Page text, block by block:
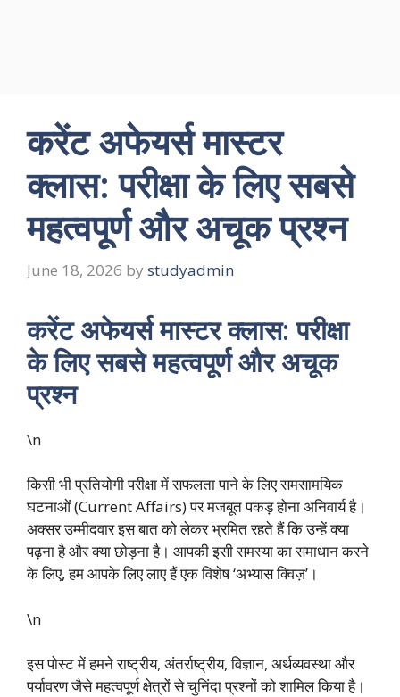
करेंट अफेयर्स मास्टर
क्लास: परीक्षा के लिए सबसे
महत्वपूर्ण और अचूक प्रश्न
June 18, 2026 by studyadmin
करेंट अफेयर्स मास्टर क्लास: परीक्षा
के लिए सबसे महत्वपूर्ण और अचूक
प्रश्न
\n
किसी भी प्रतियोगी परीक्षा में सफलता पाने के लिए समसामयिक
घटनाओं (Current Affairs) पर मजबूत पकड़ होना अनिवार्य है।
अक्सर उम्मीदवार इस बात को लेकर भ्रमित रहते हैं कि उन्हें क्या
पढ़ना है और क्या छोड़ना है। आपकी इसी समस्या का समाधान करने
के लिए, हम आपके लिए लाए हैं एक विशेष ‘अभ्यास क्विज़’।
\n
इस पोस्ट में हमने राष्ट्रीय, अंतर्राष्ट्रीय, विज्ञान, अर्थव्यवस्था और
पर्यावरण जैसे महत्वपूर्ण क्षेत्रों से चुनिंदा प्रश्नों को शामिल किया है।